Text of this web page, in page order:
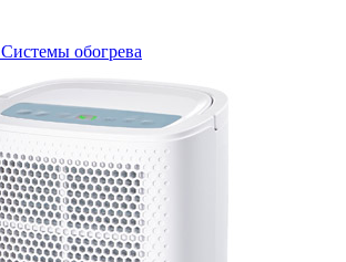
Системы обогрева